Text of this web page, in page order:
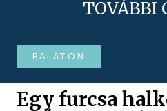
TOVÁBBI
BALATON
Egy furcsa